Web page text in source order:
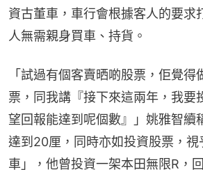
資古董車，車行會根據客人的要求
人無需親身買車、持貨。
「試過有個客賣晒啲股票，佢覺
票，同我講『接下來這兩年，我要
望回報能達到呢個數』」姚雅智續
達到20厘，同時亦如投資股票，
車」，他曾投資一架本田無限R，